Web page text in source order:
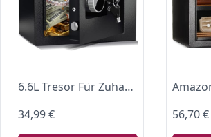
6.6L Tresor Für Zuhause, Diebstahlsicherer Elektronischer Safe Mit 2 Schlüsseln, Tresor wasserdicht, Digitaler Sicherheitsbox Für Wertsachen Wie Geldpistolen und Bargeld
34,99 €
56,70 €